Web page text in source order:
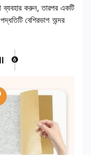
ব্যবহার করুন, তারপর একটি
বেশিরভাগ অন্দর